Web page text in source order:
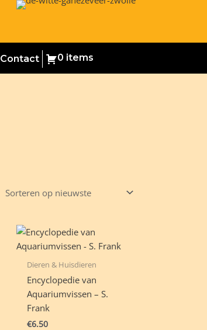
Contact 0 items
Dieren & Huisdieren
Encyclopedie van
Aquariumvissen – S.
Frank
€6.50